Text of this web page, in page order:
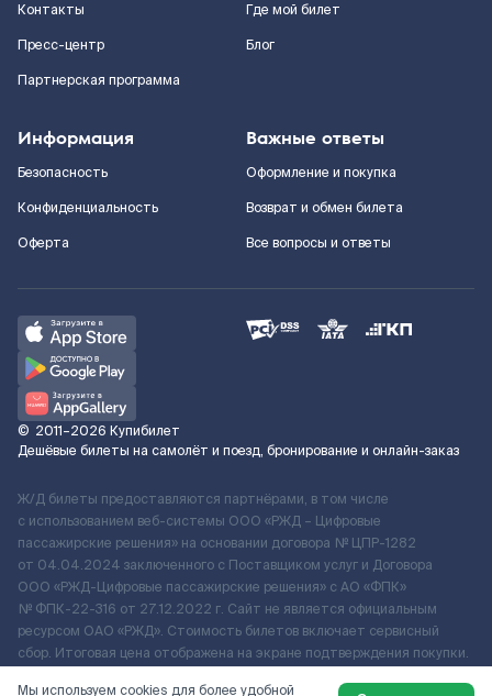
Контакты
Пресс-центр
Партнерская программа
Где мой билет
Блог
Информация
Безопасность
Конфиденциальность
Оферта
Важные ответы
Оформление и покупка
Возврат и обмен билета
Все вопросы и ответы
© 2011–2026 Купибилет
Дешёвые билеты на самолёт и поезд, бронирование и онлайн-заказ
Ж/Д билеты предоставляются партнёрами, в том числе
с использованием веб-системы ООО «РЖД – Цифровые
пассажирские решения» на основании договора № ЦПР-1282
от 04.04.2024 заключенного с Поставщиком услуг и Договора
ООО «РЖД-Цифровые пассажирские решения» c АО «ФПК»
№ ФПК-22-316 от 27.12.2022 г. Сайт не является официальным
ресурсом ОАО «РЖД». Стоимость билетов включает сервисный
сбор. Итоговая цена отображена на экране подтверждения покупки.
Мы используем cookies для более удобной